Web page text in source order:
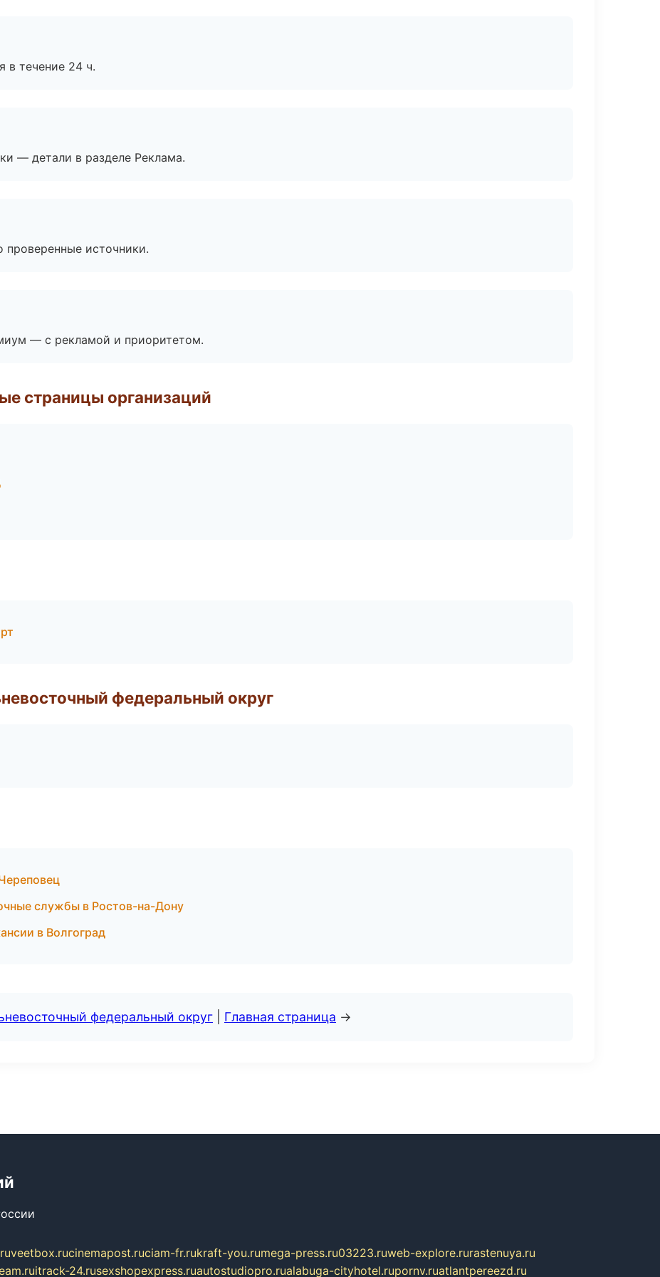
в течение 24 ч.
— детали в разделе Реклама.
источники.
— с рекламой и приоритетом.
страницы организаций
федеральный округ
службы в Ростов-на-Дону
в Волгоград
федеральный округ Главная страница →
veetbox.rucinemapost.ruciam-fr.rukraft-you.rumega-press.ru03223.ruweb-explore.rurastenuya.ru
itrack-24.rusexshopexpress.ruautostudiopro.rualabuga-cityhotel.rupornv.ruatlantpereezd.ru